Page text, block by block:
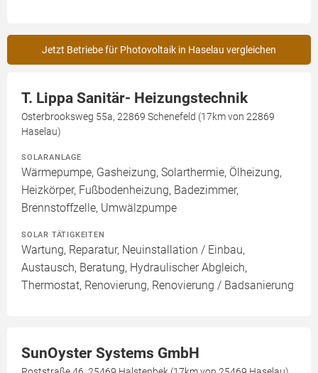
Jetzt Betriebe für Photovoltaik in Haselau vergleichen
T. Lippa Sanitär- Heizungstechnik
Osterbrooksweg 55a, 22869 Schenefeld (17km von 22869
Haselau)
SOLARANLAGE
Wärmepumpe, Gasheizung, Solarthermie, Ölheizung,
Heizkörper, Fußbodenheizung, Badezimmer,
Brennstoffzelle, Umwälzpumpe
SOLAR TÄTIGKEITEN
Wartung, Reparatur, Neuinstallation / Einbau,
Austausch, Beratung, Hydraulischer Abgleich,
Thermostat, Renovierung, Renovierung / Badsanierung
SunOyster Systems GmbH